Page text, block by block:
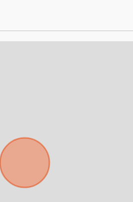
para identificar tu consulta en el
de gestión de clientes.